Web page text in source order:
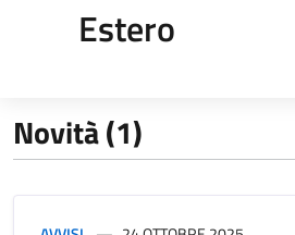
Estero
Novità (1)